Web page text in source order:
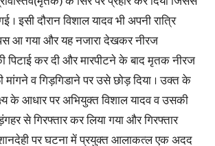
इसी दौरान विशाल यादव भी अपनी रात्रि
आ गया और यह नजारा देखकर नीरज
पिटाई कर दी और मारपीटने के बाद मृतक नीरज
मांगने व गिड़गिडाने पर उसे छोड़ दिया । उक्त के
के आधार पर अभियुक्त विशाल यादव व उसकी
से गिरफ्तार कर लिया गया और गिरफ्तार
पर घटना में प्रयुक्त आलाकत्ल एक अदद